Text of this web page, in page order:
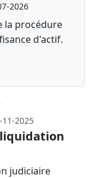
2026
la procédure
d'actif.
2025
judiciaire